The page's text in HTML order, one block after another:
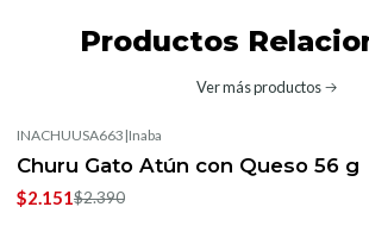
Productos
Ver más productos
INACHUUSA663 |Inaba
Churu Gato Atún con Queso 56 g
$2.151$2.390